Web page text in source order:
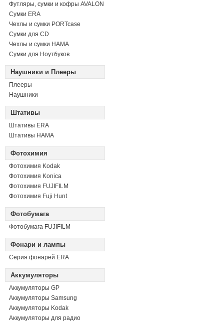
Футляры, сумки и кофры AVALON
Сумки ERA
Чехлы и сумки PORTcase
Сумки для CD
Чехлы и сумки HAMA
Сумки для Ноутбуков
Наушники и Плееры
Плееры
Наушники
Штативы
Штативы ERA
Штативы HAMA
Фотохимия
Фотохимия Kodak
Фотохимия Konica
Фотохимия FUJIFILM
Фотохимия Fuji Hunt
Фотобумага
Фотобумага FUJIFILM
Фонари и лампы
Серия фонарей ERA
Аккумуляторы
Аккумуляторы GP
Аккумуляторы Samsung
Аккумуляторы Kodak
Аккумуляторы для радио